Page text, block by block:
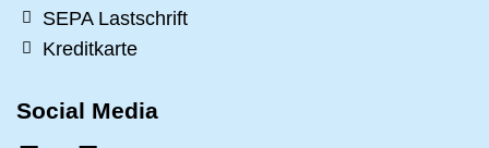
SEPA Lastschrift
Kreditkarte
Social Media